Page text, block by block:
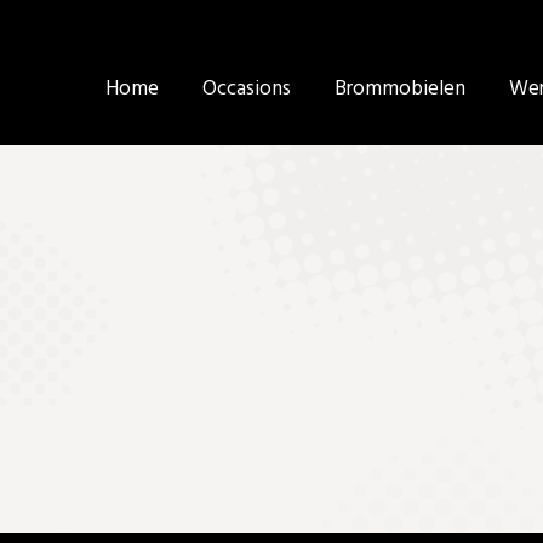
Home Occasions Brommobielen
Home Occasions Brommobielen